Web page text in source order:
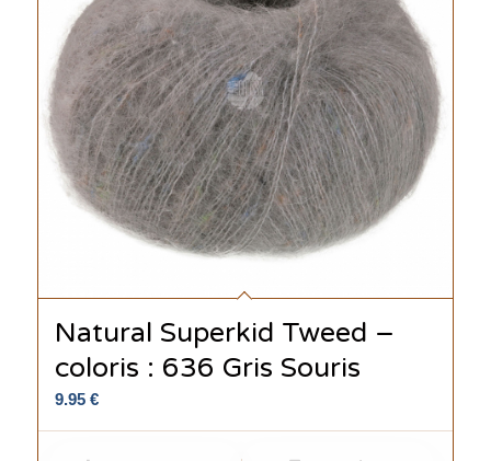
Natural Superkid Tweed –
coloris : 636 Gris Souris
9.95 €